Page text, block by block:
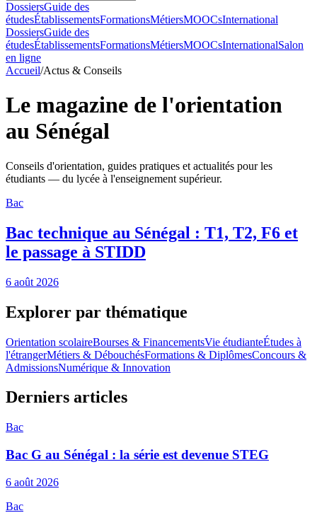
DossiersGuide des
étudesÉtablissementsFormationsMétiersMOOCsInternational
DossiersGuide des
étudesÉtablissementsFormationsMétiersMOOCsInternationalSalon
en ligne
Accueil/Actus & Conseils
Le magazine de l'orientation
au Sénégal
Conseils d'orientation, guides pratiques et actualités pour les
étudiants — du lycée à l'enseignement supérieur.
Bac
Bac technique au Sénégal : T1, T2, F6 et
le passage à STIDD
6 août 2026
Explorer par thématique
Orientation scolaireBourses & FinancementsVie étudianteÉtudes à
l'étrangerMétiers & DébouchésFormations & DiplômesConcours &
AdmissionsNumérique & Innovation
Derniers articles
Bac
Bac G au Sénégal : la série est devenue STEG
6 août 2026
Bac